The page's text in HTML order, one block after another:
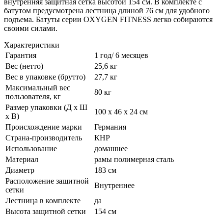
батутом предусмотрена лестница длиной 76 см для удобного
подъема. Батуты серии OXYGEN FITNESS легко собираются
своими силами.
Характеристики
Гарантия
1 год/ 6 месяцев
Вес (нетто)
25,6 кг
Вес в упаковке (брутто)
27,7 кг
Максимальный вес
пользователя, кг
80 кг
Размер упаковки (Д х Ш
х В)
100 х 46 х 24 см
Происхождение марки
Германия
Страна-производитель
КНР
Использование
домашнее
Материал
рамы полимерная сталь
Диаметр
183 см
Расположение защитной
сетки
Внутреннее
Лестница в комплекте
да
Высота защитной сетки
154 см